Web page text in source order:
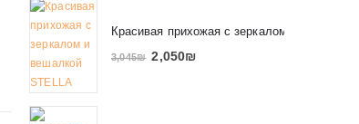
Красивая прихожая с зеркалом и вешалкой
3,045₪ 2,050₪